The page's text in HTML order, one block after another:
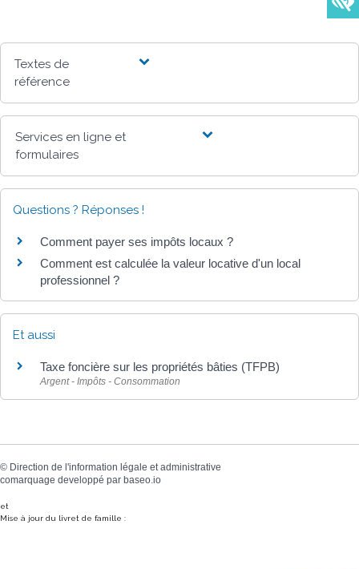
Textes de
référence
Services en ligne et
formulaires
Questions ? Réponses !
Comment payer ses impôts locaux ?
Comment est calculée la valeur locative d'un local
professionnel ?
Et aussi
Taxe foncière sur les propriétés bâties (TFPB)
Argent - Impôts - Consommation
© Direction de l'information légale et administrative
comarquage developpé par baseo.io
et
Mise à jour du livret de famille :